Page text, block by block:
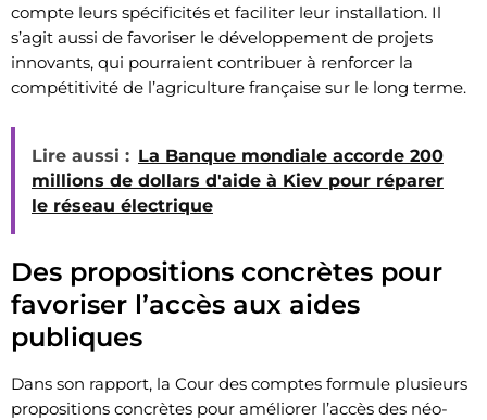
compte leurs spécificités et faciliter leur installation. Il
s’agit aussi de favoriser le développement de projets
innovants, qui pourraient contribuer à renforcer la
compétitivité de l’agriculture française sur le long terme.
Lire aussi : La Banque mondiale accorde 200
millions de dollars d'aide à Kiev pour réparer
le réseau électrique
Des propositions concrètes pour
favoriser l’accès aux aides
publiques
Dans son rapport, la Cour des comptes formule plusieurs
propositions concrètes pour améliorer l’accès des néo-